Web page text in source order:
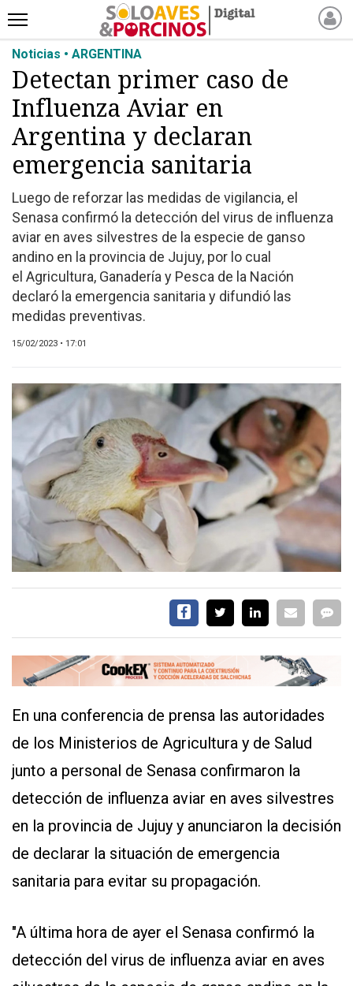
INICIO
NOTICIAS RECIENTES
NOTICIAS
ARTÍCULOS
PRODUCCIÓN
PROCESO
PRODUCTO
NUEVOS PRODUCTOS
MARKETPLACE
REVISTAS
EVENTOS Y
CAPACITACIONES
DIRECTORIO
MEDIA KIT
SERVICIOS
CONTÁCTENOS
TÉRMINOS
PRIVACIDAD
MAPA
APP
SMARTPHONE
Noticias • ARGENTINA
Detectan primer caso de
Influenza Aviar en
Argentina y declaran
emergencia sanitaria
Luego de reforzar las medidas de vigilancia, el
Senasa confirmó la detección del virus de influenza
aviar en aves silvestres de la especie de ganso
andino en la provincia de Jujuy, por lo cual
el Agricultura, Ganadería y Pesca de la Nación
declaró la emergencia sanitaria y difundió las
medidas preventivas.
15/02/2023 • 17:01
En una conferencia de prensa las autoridades
de los Ministerios de Agricultura y de Salud
junto a personal de Senasa confirmaron la
detección de influenza aviar en aves silvestres
en la provincia de Jujuy y anunciaron la decisión
de declarar la situación de emergencia
sanitaria para evitar su propagación.
"A última hora de ayer el Senasa confirmó la
detección del virus de influenza aviar en aves